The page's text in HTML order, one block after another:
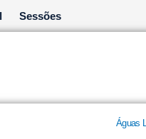
Sessões
Águas